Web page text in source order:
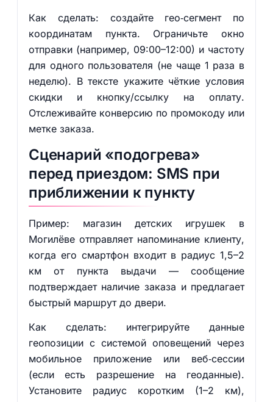
Как сделать: создайте гео‑сегмент по
координатам пункта. Ограничьте окно
отправки (например, 09:00–12:00) и частоту
для одного пользователя (не чаще 1 раза в
неделю). В тексте укажите чёткие условия
скидки и кнопку/ссылку на оплату.
Отслеживайте конверсию по промокоду или
метке заказа.
Сценарий «подогрева»
перед приездом: SMS при
приближении к пункту
Пример: магазин детских игрушек в
Могилёве отправляет напоминание клиенту,
когда его смартфон входит в радиус 1,5–2
км от пункта выдачи — сообщение
подтверждает наличие заказа и предлагает
быстрый маршрут до двери.
Как сделать: интегрируйте данные
геопозиции с системой оповещений через
мобильное приложение или веб‑сессии
(если есть разрешение на геоданные).
Установите радиус коротким (1–2 км),